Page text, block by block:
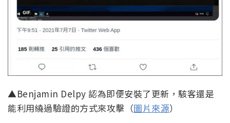
▲Benjamin Delpy 認為即便安裝了更新，駭客還是
能利用繞過驗證的方式來攻擊（圖片來源）